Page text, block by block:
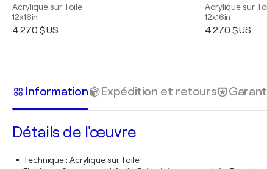
Acrylique sur Toile
12x16in
4 270 $US
Acrylique sur
12x16in
4 270 $US
Information Expédition et retours
Détails de l'œuvre
Technique: Acrylique sur Toile